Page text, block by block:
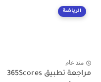
الرياضة
منذ عام
مراجعة تطبيق 365Scores